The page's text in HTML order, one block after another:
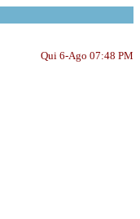
Qui 6-Ago 07:48 PM